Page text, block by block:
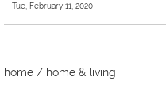
Tue, February 11, 2020
home / home & living